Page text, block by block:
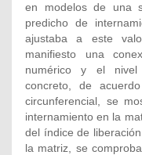
en modelos de una
predicho de
ajustaba a este
manifiesto una
numérico y el nivel
concreto, de
circunferencial, se
internamiento en la
del índice de
la matriz, se